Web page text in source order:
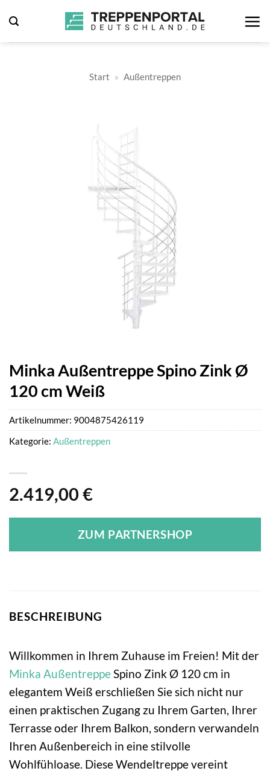
Inhalt
springen
Start » Außentreppen
Minka Außentreppe Spino Zink Ø
120 cm Weiß
2.419,00 €
ZUM PARTNERSHOP
Artikelnummer: 9004875426119
Kategorie: Außentreppen
BESCHREIBUNG
Willkommen in Ihrem Zuhause im Freien! Mit der
Minka Außentreppe Spino Zink Ø 120 cm in
elegantem Weiß erschließen Sie sich nicht nur
einen praktischen Zugang zu Ihrem Garten, Ihrer
Terrasse oder Ihrem Balkon, sondern verwandeln
Ihren Außenbereich in eine stilvolle
Wohlfühloase. Diese Wendeltreppe vereint